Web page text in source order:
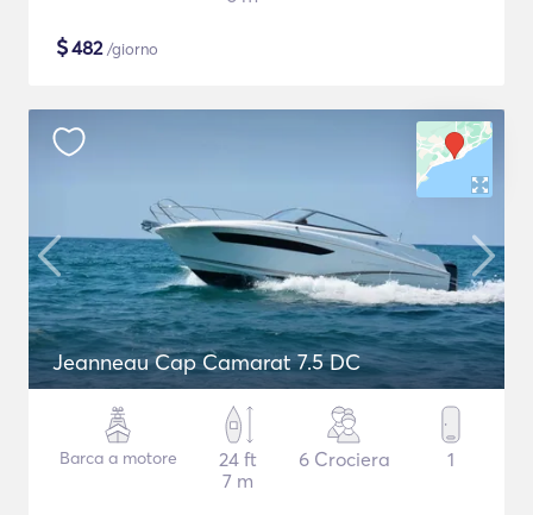
$482/giorno
Jeanneau Cap Camarat 7.5 DC
Barca a motore
24 ft
7 m
6 Crociera 1